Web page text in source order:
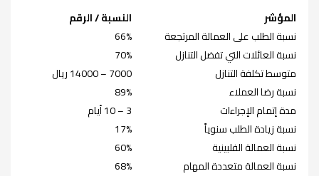
المؤشر
النسبة / الرقم
نسبة الطلب على العمالة المرتجعة
66%
نسبة العائلات التي تفضل التنازل
70%
متوسط تكلفة التنازل
7000 – 14000 ريال
نسبة رضا العملاء
89%
مدة إتمام الإجراءات
3 – 10 أيام
نسبة زيادة الطلب سنوياً
17%
نسبة العمالة الفلبينية
60%
نسبة العمالة متعددة المهام
68%